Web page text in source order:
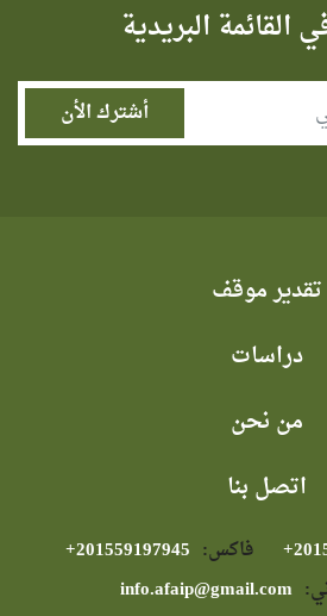
القائمة البريدية
تقدير موقف
دراسات
من نحن
اتصل بنا
فاكس:
info.afaip@gmail.com